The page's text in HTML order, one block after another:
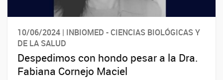
10/06/2024 | INBIOMED - CIENCIAS BIOLÓGICAS Y
DE LA SALUD
Despedimos con hondo pesar a la Dra.
Fabiana Cornejo Maciel